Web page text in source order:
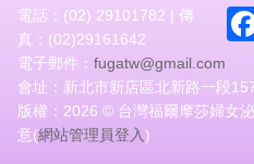
電話：(02) 29101782 | 傳
真：(02)29161642
電子郵件： fugatw@gmail.com
會址：新北市新店區北新路一段
版權：2026 © 台灣福爾摩莎婦女
意(網站管理員登入)